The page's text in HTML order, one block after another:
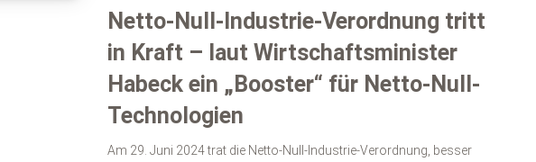
Netto-Null-Industrie-Verordnung tritt
in Kraft – laut Wirtschaftsminister
Habeck ein „Booster“ für Netto-Null-
Technologien
Am 29. Juni 2024 trat die Netto-Null-Industrie-Verordnung, besser